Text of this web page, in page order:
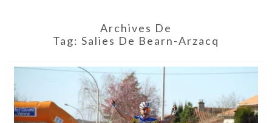
Archives De
Tag: Salies De Bearn-Arzacq